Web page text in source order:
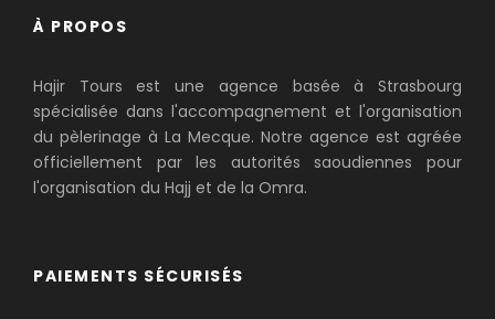
À PROPOS
Hajir Tours est une agence basée à Strasbourg
spécialisée dans l'accompagnement et l'organisation
du pèlerinage à La Mecque. Notre agence est agréée
officiellement par les autorités saoudiennes pour
l'organisation du Hajj et de la Omra.
PAIEMENTS SÉCURISÉS